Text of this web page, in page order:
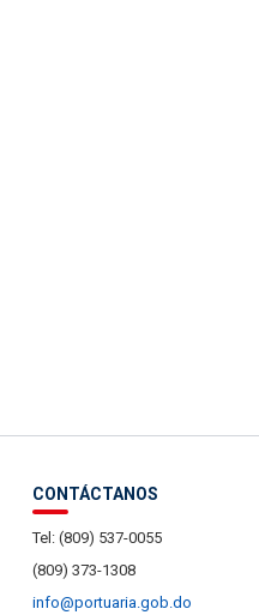
CONTÁCTANOS
Tel: (809) 537-0055
(809) 373-1308
info@portuaria.gob.do